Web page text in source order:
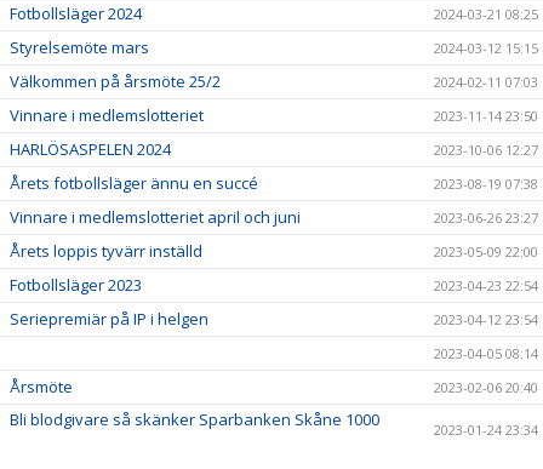
Fotbollsläger 2024 2024-03-21 08:25
Styrelsemöte mars 2024-03-12 15:15
Välkommen på årsmöte 25/2 2024-02-11 07:03
Vinnare i medlemslotteriet 2023-11-14 23:50
HARLÖSASPELEN 2024 2023-10-06 12:27
Årets fotbollsläger ännu en succé 2023-08-19 07:38
Vinnare i medlemslotteriet april och juni 2023-06-26 23:27
Årets loppis tyvärr inställd 2023-05-09 22:00
Fotbollsläger 2023 2023-04-23 22:54
Seriepremiär på IP i helgen
2023-04-12 23:54
2023-04-05 08:14
Årsmöte 2023-02-06 20:40
Bli blodgivare så skänker Sparbanken Skåne 1000
2023-01-24 23:34